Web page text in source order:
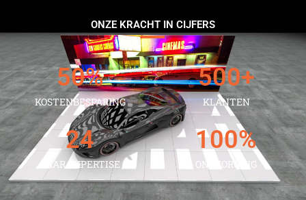
ONZE KRACHT IN CIJFERS
KOSTENBESPARING
50%
KLANTEN
500+
JAAR EXPERTISE
24
ONTZORGING
100%